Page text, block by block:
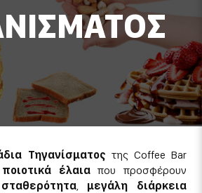
Τηγανίσματος της Coffee Bar
ποιοτικά έλαιαπου προσφέρουν
μεγάλη διάρκεια